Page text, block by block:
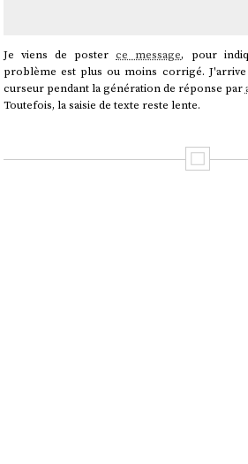
Je viens de posterce message, pour
problème est plus ou moins corrigé.
curseur pendant la génération de réponse par
Toutefois, la saisie de texte reste lente.